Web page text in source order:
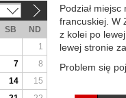
Podział
francuskiej. W
z kolei po
lewej stronie
Problem się
SB
ND
1
7
8
14
15